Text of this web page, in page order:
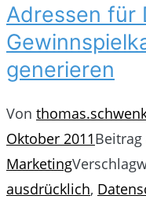
Adressen für
generieren
Von
Oktober 2011
Marketing
ausdrücklich,